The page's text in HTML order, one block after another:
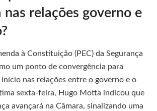
nas relações governo e
à Constituição (PEC) da Segurança
um ponto de convergência para
nas relações entre o governo e o
sexta-feira, Hugo Motta indicou que
avançará na Câmara, sinalizando uma